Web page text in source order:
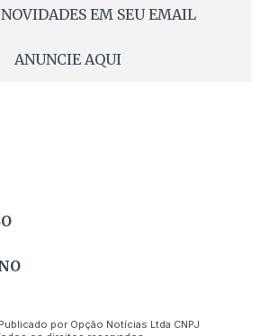
EM SEU EMAIL
ANUNCIE AQUI
por Opção Notícias Ltda CNPJ